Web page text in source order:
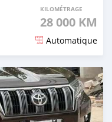
KILOMÉTRAGE
28 000 KM
Automatique